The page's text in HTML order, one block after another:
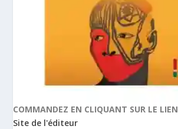
COMMANDEZ EN CLIQUANT SUR LE LIEN
Site de l'éditeur